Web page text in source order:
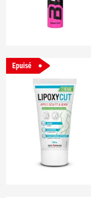
Epuisé